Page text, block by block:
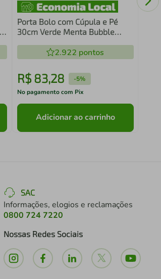
Porta Bolo com Cúpula e Pé
30cm Verde Menta Bubble
2.922 pontos
R$ 83,28 -5%
No pagamento com Pix
Adicionar ao carrinho
SAC
Informações, elogios e reclamações
0800 724 7220
Nossas Redes Sociais